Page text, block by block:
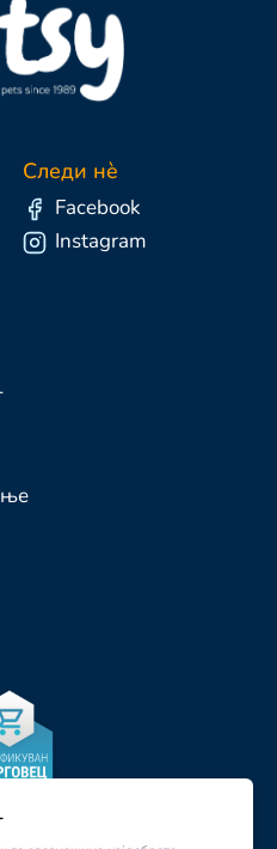
Следи нè
Facebook
Instagram